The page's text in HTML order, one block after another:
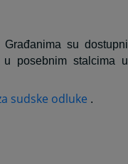
su dostupni
posebnim stalcima u
sudske odluke .